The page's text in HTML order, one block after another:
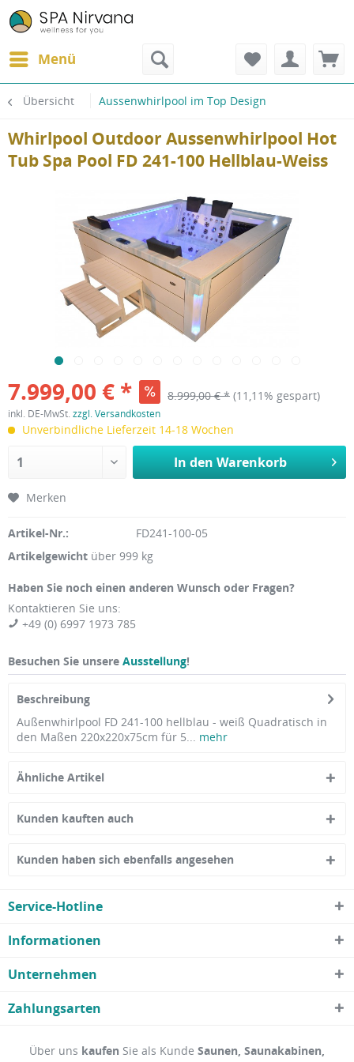
Menü
Übersicht Aussenwhirlpool im Top Design
Whirlpool Outdoor Aussenwhirlpool Hot
Tub Spa Pool FD 241-100 Hellblau-Weiss
7.999,00 € * 8.999,00 € * (11,11% gespart)
inkl. DE-MwSt. zzgl. Versandkosten
Unverbindliche Lieferzeit 14-18 Wochen
In den Warenkorb
Merken
Artikel-Nr.:
FD241-100-05
Artikelgewicht über 999 kg
Haben Sie noch einen anderen Wunsch oder Fragen?
Kontaktieren Sie uns:
+49 (0) 6997 1973 785
Besuchen Sie unsere Ausstellung!
Beschreibung
Außenwhirlpool FD 241-100 hellblau - weiß Quadratisch in
den Maßen 220x220x75cm für 5... mehr
Ähnliche Artikel
Kunden kauften auch
Kunden haben sich ebenfalls angesehen
Service-Hotline
Informationen
Unternehmen
Zahlungsarten
Über uns kaufen Sie als Kunde Saunen, Saunakabinen,